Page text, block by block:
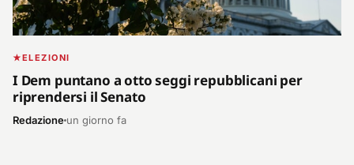
ELEZIONI
I Dem puntano a otto seggi repubblicani per
riprendersi il Senato
Redazione un giorno fa